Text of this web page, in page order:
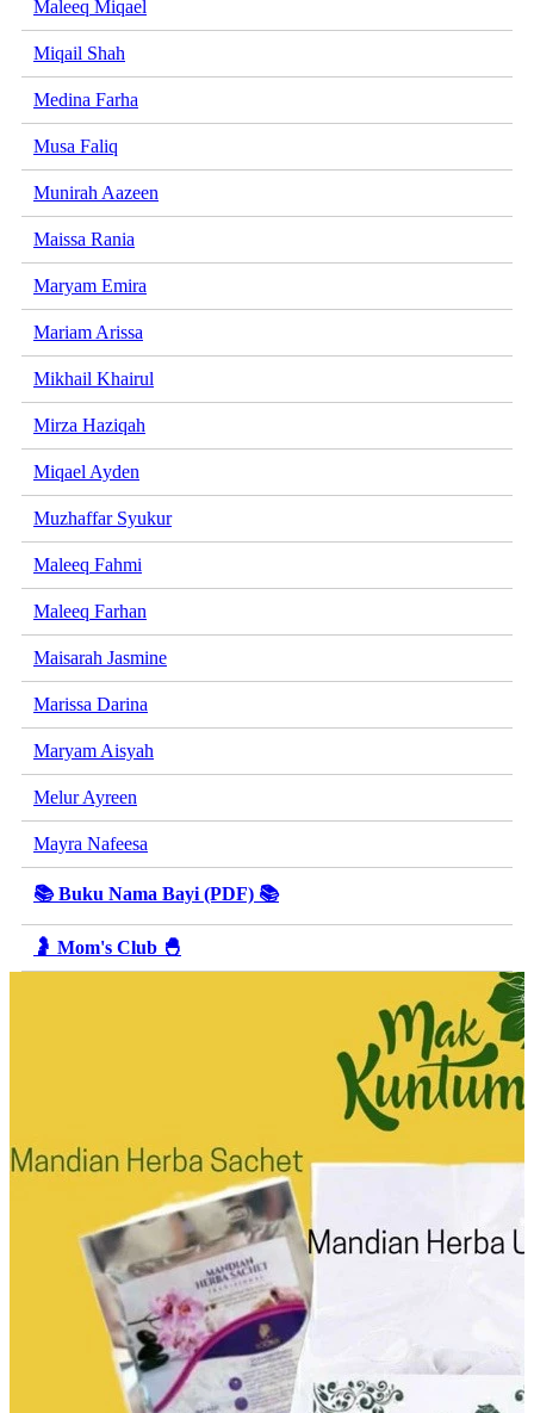
Maleeq Miqael
Miqail Shah
Medina Farha
Musa Faliq
Munirah Aazeen
Maissa Rania
Maryam Emira
Mariam Arissa
Mikhail Khairul
Mirza Haziqah
Miqael Ayden
Muzhaffar Syukur
Maleeq Fahmi
Maleeq Farhan
Maisarah Jasmine
Marissa Darina
Maryam Aisyah
Melur Ayreen
Mayra Nafeesa
📚 Buku Nama Bayi (PDF) 📚
🤰 Mom's Club 🐣